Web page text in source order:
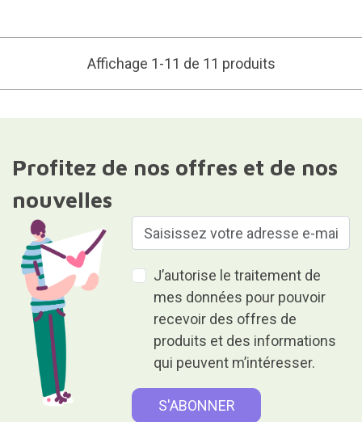
Affichage 1-11 de 11 produits
Profitez de nos offres et de nos
nouvelles
J’autorise le traitement de
mes données pour pouvoir
recevoir des offres de
produits et des informations
qui peuvent m’intéresser.